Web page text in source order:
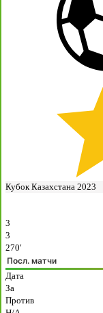
Кубок Казахстана 2023
3
3
270′
Посл. матчи
Дата
За
Против